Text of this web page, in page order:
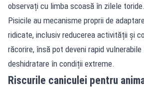
observați cu limba scoasă în zilele toride.
Pisicile au mecanisme proprii de
ridicate, inclusiv reducerea activității și
răcorire, însă pot deveni rapid
deshidratare în condiții extreme.
Riscurile caniculei pentru